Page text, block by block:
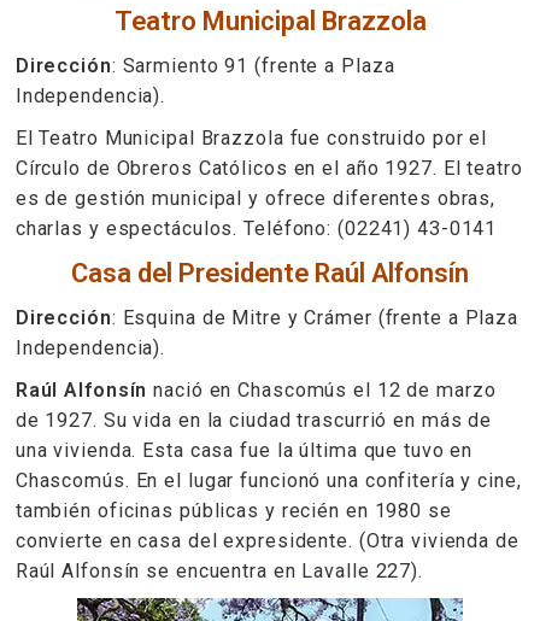
Teatro Municipal Brazzola
Dirección: Sarmiento 91 (frente a Plaza
Independencia).
El Teatro Municipal Brazzola fue construido por el
Círculo de Obreros Católicos en el año 1927. El teatro
es de gestión municipal y ofrece diferentes obras,
charlas y espectáculos. Teléfono: (02241) 43-0141
Casa del Presidente Raúl Alfonsín
Dirección: Esquina de Mitre y Crámer (frente a Plaza
Independencia).
Raúl Alfonsín nació en Chascomús el 12 de marzo
de 1927. Su vida en la ciudad trascurrió en más de
una vivienda. Esta casa fue la última que tuvo en
Chascomús. En el lugar funcionó una confitería y cine,
también oficinas públicas y recién en 1980 se
convierte en casa del expresidente. (Otra vivienda de
Raúl Alfonsín se encuentra en Lavalle 227).